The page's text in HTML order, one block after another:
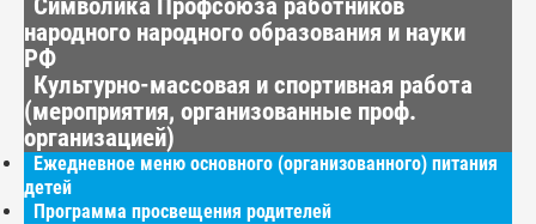
Символика Профсоюза работников
народного народного образования и науки
РФ
Культурно-массовая и спортивная работа
(мероприятия, организованные проф.
организацией)
Ежедневное меню основного (организованного) питания
детей
Программа просвещения родителей